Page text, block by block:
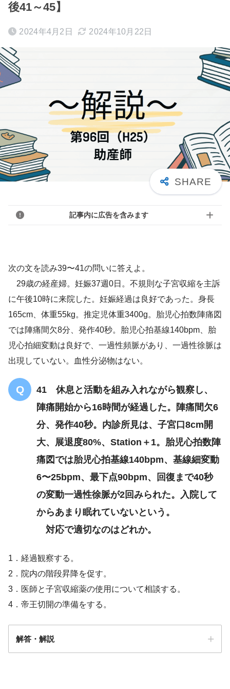
後41～45】
2024年4月2日 2024年10月22日
記事内に広告を含みます
次の文を読み39〜41の問いに答えよ。
29歳の経産婦。妊娠37週0日。不規則な子宮収縮を主訴
に午後10時に来院した。妊娠経過は良好であった。身長
165cm、体重55kg。推定児体重3400g。胎児心拍数陣痛図
では陣痛間欠8分、発作40秒。胎児心拍基線140bpm、胎
児心拍細変動は良好で、一過性頻脈があり、一過性徐脈は
出現していない。血性分泌物はない。
41 休息と活動を組み入れながら観察し、
陣痛開始から16時間が経過した。陣痛間欠6
分、発作40秒。内診所見は、子宮口8cm開
大、展退度80%、Station＋1。胎児心拍数陣
痛図では胎児心拍基線140bpm、基線細変動
6〜25bpm、最下点90bpm、回復まで40秒
の変動一過性徐脈が2回みられた。入院して
からあまり眠れていないという。
対応で適切なのはどれか。
1．経過観察する。
2．院内の階段昇降を促す。
3．医師と子宮収縮薬の使用について相談する。
4．帝王切開の準備をする。
解答・解説